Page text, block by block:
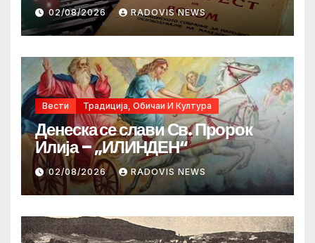
02/08/2026 RADOVIS NEWS
Вести Традиција, Обичаи И Култура
Денеска се слави Св. Пророк
Илија – „ИЛИНДЕН“
02/08/2026 RADOVIS NEWS